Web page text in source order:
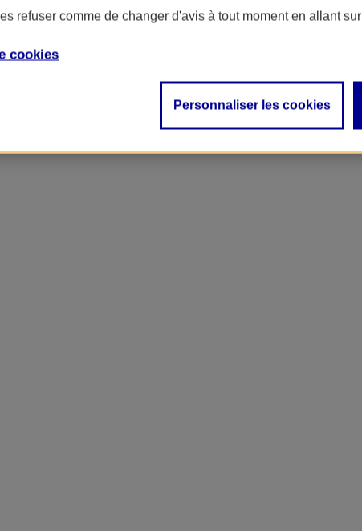
refuser comme de changer d'avis à tout moment en allant sur
cookies
Personnaliser les cookies